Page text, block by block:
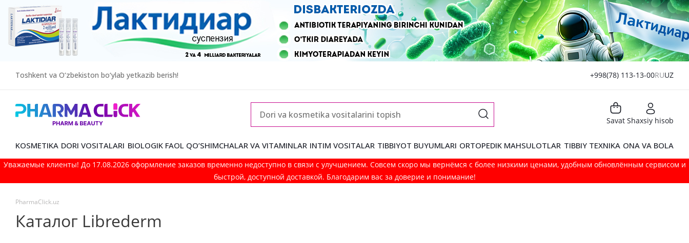
Toshkent va O‘zbekiston bo‘ylab yetkazib berish! +998(78) 113-13-00RUUZ
Savat Shaxsiy hisob
KOSMETIKA DORI VOSITALARI BIOLOGIK FAOL QO’SHIMCHALAR VA VITAMINLAR INTIM VOSITALAR TIBBIYOT BUYUMLARI ORTOPEDIK MAHSULOTLAR TIBBIY TEXNIKA ONA VA BOLA
Уважаемые клиенты! До 17.08.2026 оформление заказов временно недоступно в связи с улучшением. Совсем скоро мы вернёмся с более низкими ценами, удобным обновлённым сервисом и
быстрой, доступной доставкой. Благодарим вас за доверие и понимание!
PharmaClick.uz
Каталог Librederm